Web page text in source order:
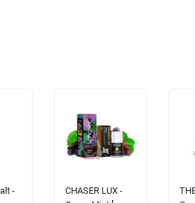
-
CHASER LUX -